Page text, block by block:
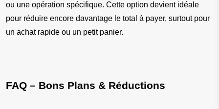
ou une opération spécifique. Cette option devient idéale
pour réduire encore davantage le total à payer, surtout pour
un achat rapide ou un petit panier.
FAQ – Bons Plans & Réductions